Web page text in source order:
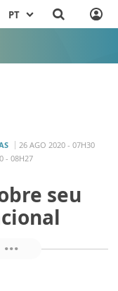
PT
26 AGO 2020 - 07H30
- 08H27
seu